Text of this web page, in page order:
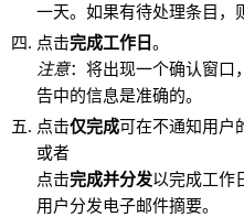
一天。如果有待处理条目，
点击完成工作日。
注意：将出现一个确认窗口
告中的信息是准确的。
点击仅完成可在不通知用户
或者
点击完成并分发以完成工作
用户分发电子邮件摘要。